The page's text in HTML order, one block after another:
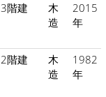
3階建
木
造
2015
年
2階建
木
造
1982
年